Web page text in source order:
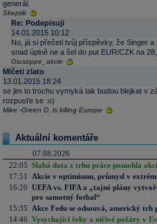
generál.
Skeptik
Re: Podepisuji
14.01.2015 10:12
No, já si přečetl tvůj příspěvky, že Singer
snad úplně ne a šel do put EUR/CZK na
Giuseppe_akcie
Mlčeti zlato
13.01.2015 18:24
se jim to trochu vymyká tak budou blejkat v
rozpusťe se :o)
Mike -Green D. is killing Europe
Aktuální komentáře
07.08.2026
22:05 Slabá data z trhu práce pomohla
17:51
Akcie v optimismu, průmysl v
16:20 UEFA vs. FIFA a „tajné plány
pro samotný fotbal“
15:35
Akce Fedu se odsouvá, americký
14:46 Vysychající řeky a ničivé požáry v